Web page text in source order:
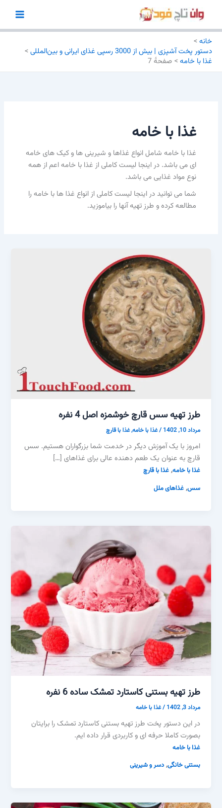
محتوا
خانه
دستور پخت آشپزی | بیش از 3000 رسپی غذای ایرانی و بین‌المللی
غذا با خامه
صفحهٔ 7
غذا با خامه
غذا با خامه شامل انواع غذاها و شیرینی ها و کیک های خامه
ای می باشد. در اینجا لیست کاملی از غذا با خامه اعم از همه
نوع مواد غذایی می باشد.
شما می توانید در اینجا لیست کاملی از انواع غذا ها با خامه را
مطالعه کرده و طرز تهیه آنها را بیاموزید.
طرز تهیه سس قارچ خوشمزه اصل 4 نفره
مرداد 10, 1402 /غذا با خامه,غذا با قارچ
امروز با یک آموزش دیگر در خدمت شما بزرگواران هستیم. سس
قارچ به عنوان یک طعم دهنده عالی برای غذاهای […]
غذا با خامه,غذا با قارچ
سس,غذاهای ملل
طرز تهیه بستنی کاستارد تمشک ساده 6 نفره
مرداد 3, 1402 /غذا با خامه
در این دستور پخت طرز تهیه بستنی کاستارد تمشک را برایتان
بصورت کاملا حرفه ای و کاربردی قرار داده ایم.
غذا با خامه
بستنی خانگی,دسر و شیرینی